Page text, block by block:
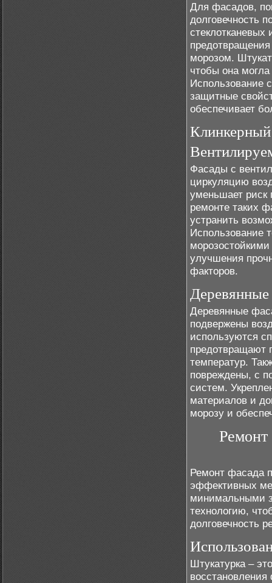
Для фасадов,
долговечность
стеклотканевых
морозом.
чтобы она
Использование
защитные
обеспечивает
Клинкерный
Фасады с
циркуляцию
уменьшает риск
ремонте таких
устранить
Использование
улучшения
факторов.
Деревянные
подвержены
используются
предотвращают
температур.
повреждены, с
систем.
материалов и
морозу и
Ремонт
Ремонт фасада
эффективных
минимальными
технологию,
долговечность
Штукатурка –